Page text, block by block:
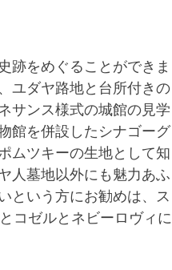
跡をめぐることができま
ユダヤ路地と台所付きの
サンス様式の城館の見学
館を併設したシナゴーグ
ムツキーの生地として知
人墓地以外にも魅力あふ
という方にお勧めは、ス
コゼルとネビーロヴィに